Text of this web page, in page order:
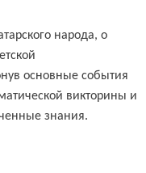
народа, о
основные события
викторины и
знания.